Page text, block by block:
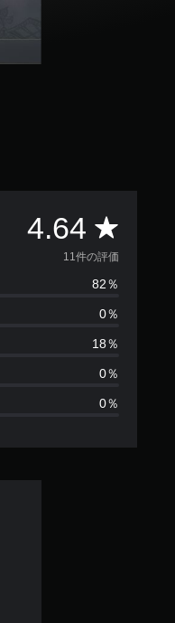
4.64 評
価
数
は
1
1
、
11件の評価
82％
0％
18％
0％
0％